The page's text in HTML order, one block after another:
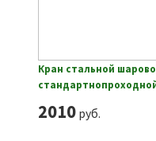
Кран стальной
2010руб.